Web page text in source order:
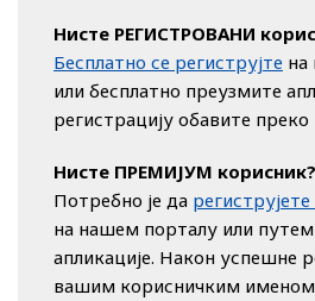
Нисте РЕГИСТРОВАНИ
Бесплатно се региструјте на
или бесплатно преузмите
регистрацију обавите
Нисте ПРЕМИЈУМ корисник?
Потребно је да
на нашем порталу или
апликације. Након успешне
вашим корисничким